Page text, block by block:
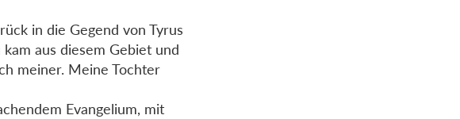
in die Gegend von Tyrus
aus diesem Gebiet und
meiner. Meine Tochter
Evangelium, mit